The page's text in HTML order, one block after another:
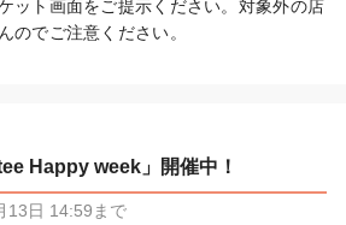
ット画面をご提示ください。対象外の店
のでご注意ください。
Happy week」開催中！
13日 14:59まで